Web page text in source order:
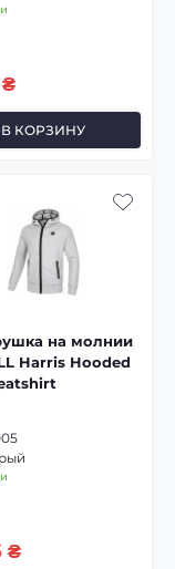
В КОРЗИНУ
на молнии
Harris Hooded
₴